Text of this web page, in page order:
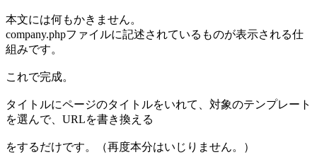
本文には何もかきません。
company.phpファイルに記述されているものが表示される仕
組みです。
これで完成。
タイトルにページのタイトルをいれて、対象のテンプレート
を選んで、URLを書き換える
をするだけです。（再度本分はいじりません。）